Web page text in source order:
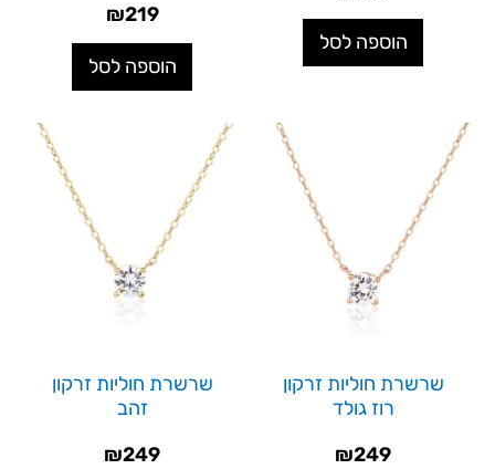
הוספה לסל
₪219
הוספה לסל
שרשרת חוליות זרקון
רוז גולד
₪249
שרשרת חוליות זרקון
זהב
₪249